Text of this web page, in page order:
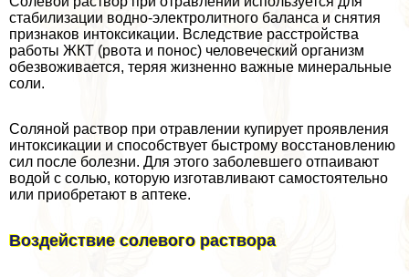
стабилизации водно-электролитного баланса и снятия
признаков интоксикации. Вследствие расстройства
работы ЖКТ (рвота и понос) человеческий организм
обезвоживается, теряя жизненно важные минеральные
соли.
Соляной раствор при отравлении купирует проявления
интоксикации и способствует быстрому восстановлению
сил после болезни. Для этого заболевшего отпаивают
водой с солью, которую изготавливают самостоятельно
или приобретают в аптеке.
Воздействие солевого раствора